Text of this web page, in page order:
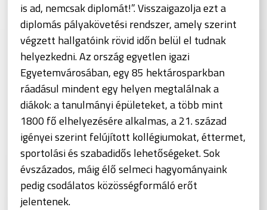
is ad, nemcsak diplomát!”. Visszaigazolja ezt a
diplomás pályakövetési rendszer, amely szerint
végzett hallgatóink rövid időn belül el tudnak
helyezkedni. Az ország egyetlen igazi
Egyetemvárosában, egy 85 hektárosparkban
ráadásul mindent egy helyen megtalálnak a
diákok: a tanulmányi épületeket, a több mint
1800 fő elhelyezésére alkalmas, a 21. század
igényei szerint felújított kollégiumokat, éttermet,
sportolási és szabadidős lehetőségeket. Sok
évszázados, máig élő selmeci hagyományaink
pedig csodálatos közösségformáló erőt
jelentenek.